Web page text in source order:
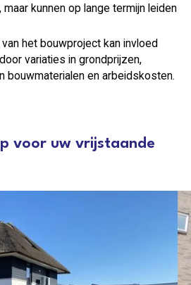
kunnen op lange termijn leiden
het bouwproject kan invloed
variaties in grondprijzen,
bouwmaterialen en arbeidskosten.
voor uw vrijstaande